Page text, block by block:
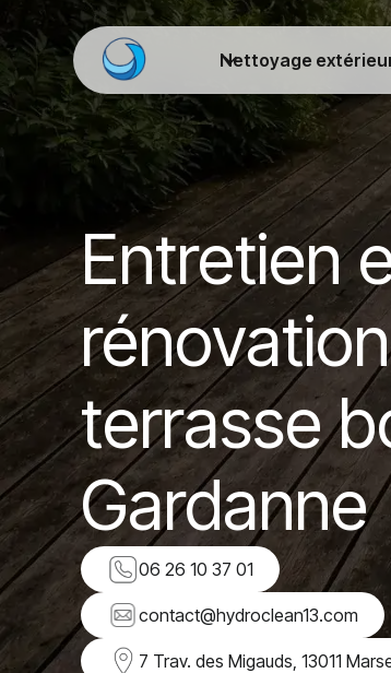
Nettoyage
Entretien
terrasse
Gardanne
06 26 10 37 01
contact@hydroclean13.com
7 Trav. des Migauds, 13011